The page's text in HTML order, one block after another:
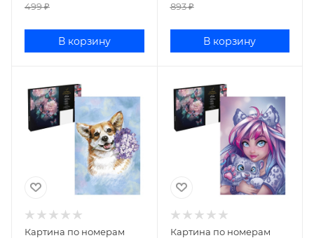
499₽
В корзину
893₽
В корзину
Картина по номерам
Картина по номерам